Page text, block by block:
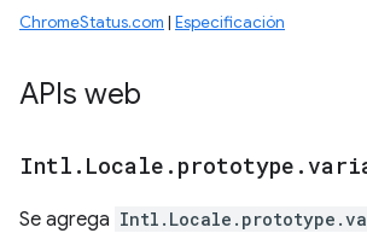
ChromeStatus.com | Especificación
APIs web
Intl . Locale . prototype .
Se agrega